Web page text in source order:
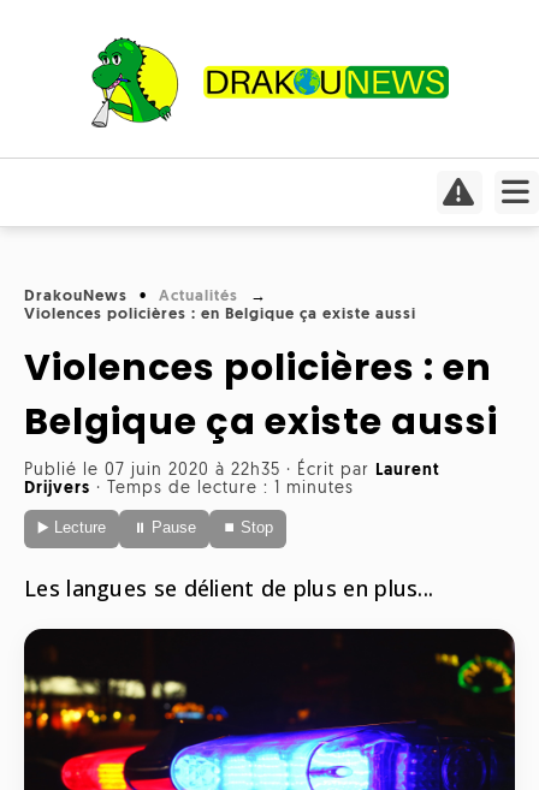
Actualités
Covid-
Météo
ONG
Politique
Belge
Politique
Française
Culture
Cinéma
Jeux
Livres
Mangas
Musique
Streaming
Théâtre
Focus
Insolite
Interviews
Médias
Radio
Planète
Biodiversité
DrakouNews
Actualités
Violences policières : en Belgique ça existe aussi
Violences policières : en
Belgique ça existe aussi
Publié le 07 juin 2020 à 22h35 · Écrit par Laurent
Drijvers · Temps de lecture : 1 minutes
▶️ Lecture ⏸ Pause ⏹ Stop
Les langues se délient de plus en plus...